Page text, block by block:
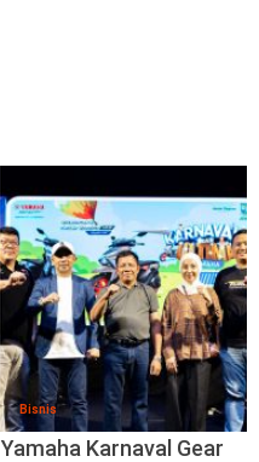
Bisnis
Yamaha Karnaval Gear